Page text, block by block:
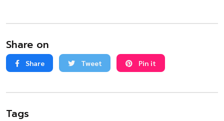
Share on
Share Tweet Pin it
Tags